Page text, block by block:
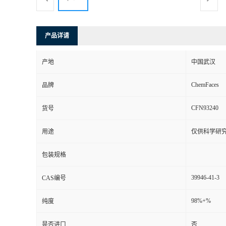
产品详请
产地 中国武汉
品牌 ChemFaces
货号 CFN93240
用途 仅供科学研
包装规格
CAS编号 39946-41-3
纯度 98%+%
是否进口 否